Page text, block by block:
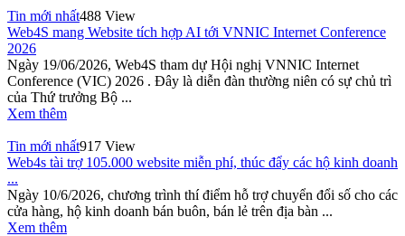
Tin mới nhất488 View
Web4S mang Website tích hợp AI tới VNNIC Internet Conference
2026
Ngày 19/06/2026, Web4S tham dự Hội nghị VNNIC Internet
Conference (VIC) 2026 . Đây là diễn đàn thường niên có sự chủ trì
của Thứ trưởng Bộ ...
Xem thêm
Tin mới nhất917 View
Web4s tài trợ 105.000 website miễn phí, thúc đẩy các hộ kinh doanh
...
Ngày 10/6/2026, chương trình thí điểm hỗ trợ chuyển đổi số cho các
cửa hàng, hộ kinh doanh bán buôn, bán lẻ trên địa bàn ...
Xem thêm